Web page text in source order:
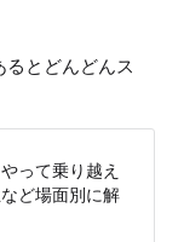
とどんどんス
って乗り越え
ど場面別に解